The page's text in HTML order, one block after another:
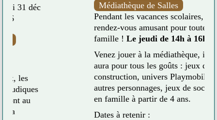
Médiathèque de Salles
Pendant les vacances scolaires, un
rendez-vous amusant pour toute la
famille !Le jeudi de 14h à 16h30
Venez jouer à la médiathèque, il y en
aura pour tous les goûts : jeux de
construction, univers Playmobil et
autres personnages, jeux de société...
en famille à partir de 4 ans.
Dates à retenir :